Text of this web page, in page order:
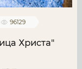
96129
Христа"